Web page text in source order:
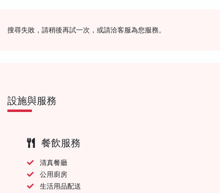
搜尋失敗，請稍後再試一次，或請洽客服為您服務。
設施與服務
餐飲服務
清真餐廳
公用廚房
生活用品配送